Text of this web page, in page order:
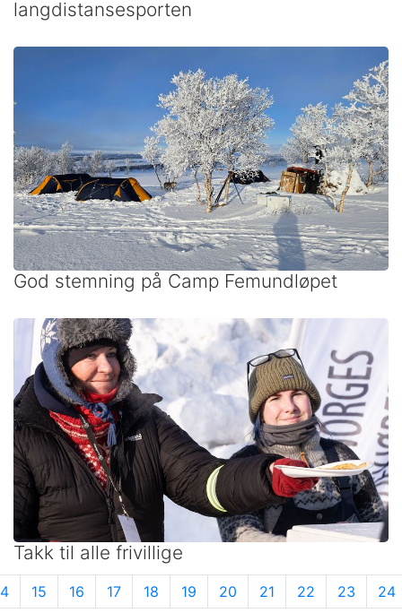
langdistansesporten
God stemning på Camp Femundløpet
Takk til alle frivillige
15 16 17 18 19 20 21 22 23 24